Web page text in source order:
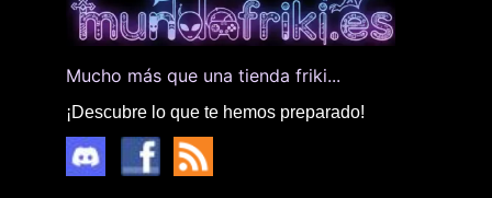
Mucho más que una tienda friki...
¡Descubre lo que te hemos preparado!